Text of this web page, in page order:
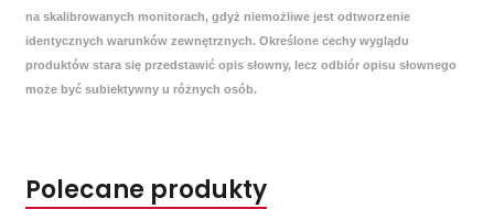
na skalibrowanych monitorach, gdyż niemożliwe jest odtworzenie
identycznych warunków zewnętrznych. Określone cechy wyglądu
produktów stara się przedstawić opis słowny, lecz odbiór opisu słownego
może być subiektywny u różnych osób.
Polecane produkty